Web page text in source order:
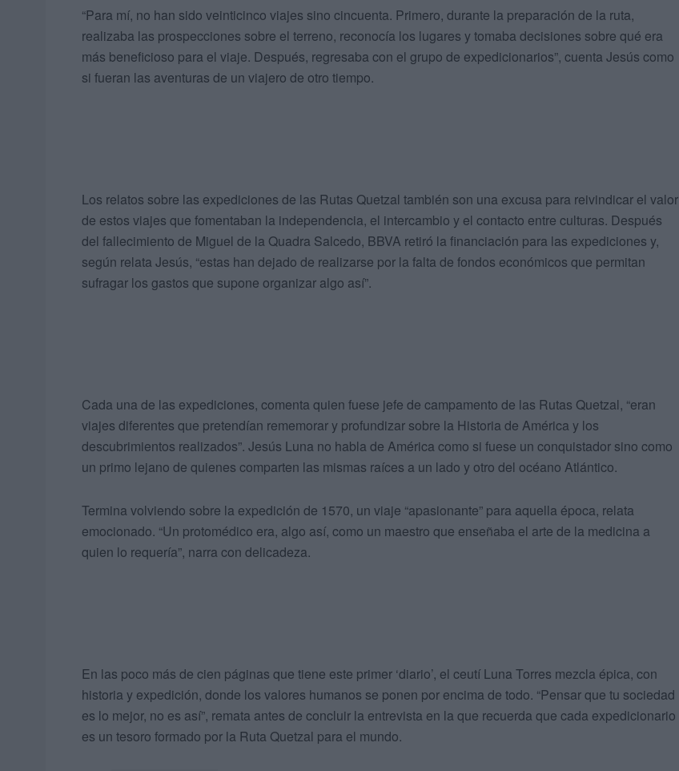
“Para mí, no han sido veinticinco viajes sino cincuenta. Primero, durante la preparación de la ruta,
realizaba las prospecciones sobre el terreno, reconocía los lugares y tomaba decisiones sobre qué era
más beneficioso para el viaje. Después, regresaba con el grupo de expedicionarios”, cuenta Jesús como
si fueran las aventuras de un viajero de otro tiempo.
Los relatos sobre las expediciones de las Rutas Quetzal también son una excusa para reivindicar el valor
de estos viajes que fomentaban la independencia, el intercambio y el contacto entre culturas. Después
del fallecimiento de Miguel de la Quadra Salcedo, BBVA retiró la financiación para las expediciones y,
según relata Jesús, “estas han dejado de realizarse por la falta de fondos económicos que permitan
sufragar los gastos que supone organizar algo así”.
Cada una de las expediciones, comenta quien fuese jefe de campamento de las Rutas Quetzal, “eran
viajes diferentes que pretendían rememorar y profundizar sobre la Historia de América y los
descubrimientos realizados”. Jesús Luna no habla de América como si fuese un conquistador sino como
un primo lejano de quienes comparten las mismas raíces a un lado y otro del océano Atlántico.
Termina volviendo sobre la expedición de 1570, un viaje “apasionante” para aquella época, relata
emocionado. “Un protomédico era, algo así, como un maestro que enseñaba el arte de la medicina a
quien lo requería”, narra con delicadeza.
En las poco más de cien páginas que tiene este primer ‘diario’, el ceutí Luna Torres mezcla épica, con
historia y expedición, donde los valores humanos se ponen por encima de todo. “Pensar que tu sociedad
es lo mejor, no es así”, remata antes de concluir la entrevista en la que recuerda que cada expedicionario
es un tesoro formado por la Ruta Quetzal para el mundo.